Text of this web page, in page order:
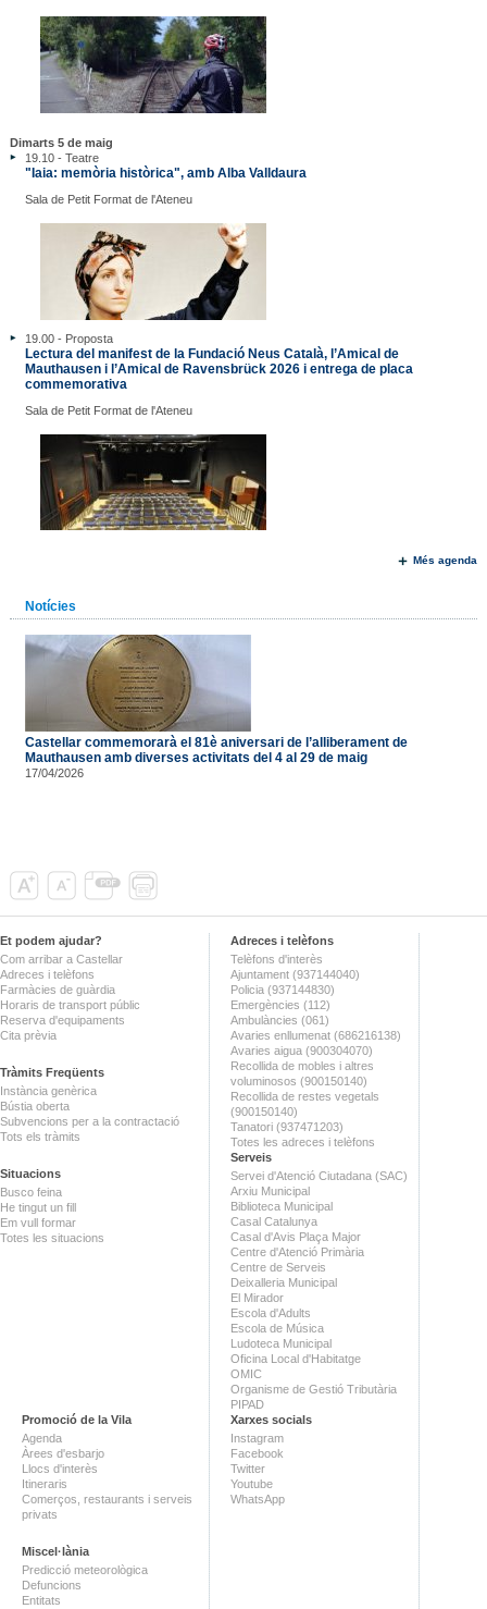
Dimarts 5 de maig
19.10 - Teatre
"Iaia: memòria històrica", amb Alba Valldaura
Sala de Petit Format de l'Ateneu
19.00 - Proposta
Lectura del manifest de la Fundació Neus Català, l’Amical de
Mauthausen i l’Amical de Ravensbrück 2026 i entrega de placa
commemorativa
Sala de Petit Format de l'Ateneu
Més agenda
Notícies
Castellar commemorarà el 81è aniversari de l’alliberament de
Mauthausen amb diverses activitats del 4 al 29 de maig
17/04/2026
Et podem ajudar?
Com arribar a Castellar
Adreces i telèfons
Farmàcies de guàrdia
Horaris de transport públic
Reserva d'equipaments
Cita prèvia
Tràmits Freqüents
Instància genèrica
Bústia oberta
Subvencions per a la contractació
Tots els tràmits
Situacions
Busco feina
He tingut un fill
Em vull formar
Totes les situacions
Adreces i telèfons
Telèfons d'interès
Ajuntament (937144040)
Policia (937144830)
Emergències (112)
Ambulàncies (061)
Avaries enllumenat (686216138)
Avaries aigua (900304070)
Recollida de mobles i altres
voluminosos (900150140)
Recollida de restes vegetals
(900150140)
Tanatori (937471203)
Totes les adreces i telèfons
Serveis
Servei d'Atenció Ciutadana (SAC)
Arxiu Municipal
Biblioteca Municipal
Casal Catalunya
Casal d'Avis Plaça Major
Centre d'Atenció Primària
Centre de Serveis
Deixalleria Municipal
El Mirador
Escola d'Adults
Escola de Música
Ludoteca Municipal
Oficina Local d'Habitatge
OMIC
Organisme de Gestió Tributària
PIPAD
Promoció de la Vila
Agenda
Àrees d'esbarjo
Llocs d'interès
Itineraris
Comerços, restaurants i serveis
privats
Miscel·lània
Predicció meteorològica
Defuncions
Entitats
Xarxes socials
Instagram
Facebook
Twitter
Youtube
WhatsApp